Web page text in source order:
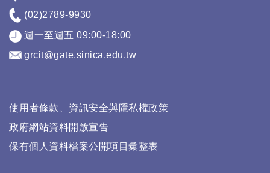
(02)2789-9930
週一至週五 09:00-18:00
grcit@gate.sinica.edu.tw
使用者條款、資訊安全與隱私權政策
政府網站資料開放宣告
保有個人資料檔案公開項目彙整表